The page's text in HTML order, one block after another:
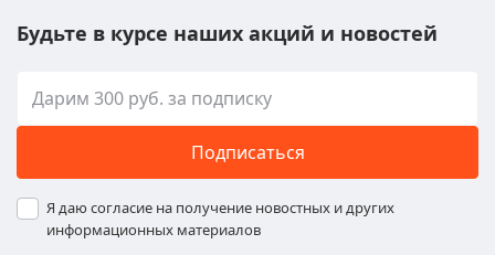
Будьте в курсе наших акций и новостей
Подписаться
Я даю согласие на получение новостных и других
информационных материалов